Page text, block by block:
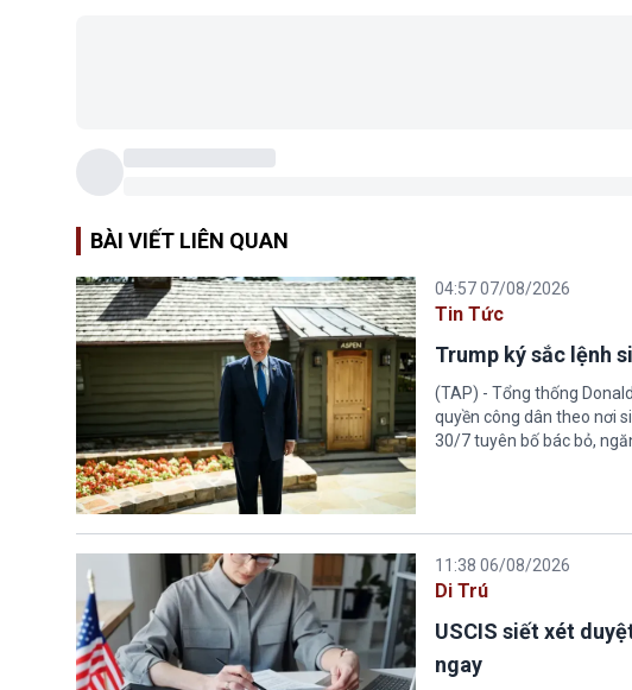
BÀI VIẾT LIÊN QUAN
04:57 07/08/2026
Tin Tức
Trump ký sắc lệnh
(TAP) - Tổng thống
quyền công dân theo nơi
30/7 tuyên bố bác bỏ,
11:38 06/08/2026
Di Trú
USCIS siết xét
ngay